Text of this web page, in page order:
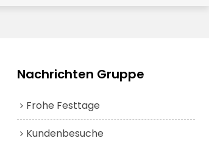
Nachrichten Gruppe
Frohe Festtage
Kundenbesuche